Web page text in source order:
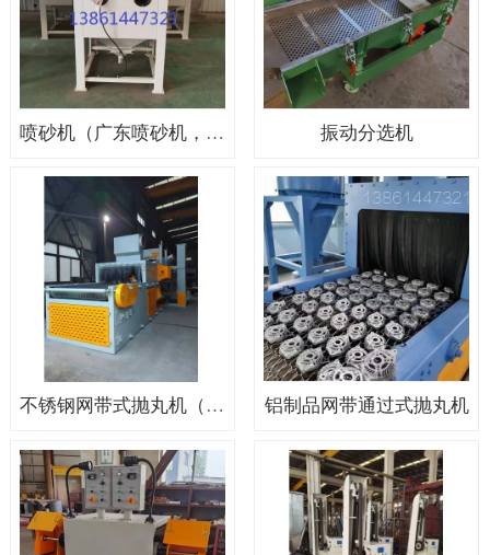
喷砂机（广东喷砂机，上海喷砂机） 振动分选机
不锈钢网带式抛丸机（非标抛丸机） 铝制品网带通过式抛丸机